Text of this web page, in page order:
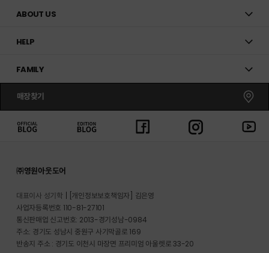
ABOUT US
HELP
FAMILY
매장찾기
㈜영원아웃도어
대표이사 성기학
[개인정보보호책임자] 김은영
사업자등록번호 110-81-27101
통신판매업 신고번호: 2013-경기성남-0984
주소: 경기도 성남시 중원구 사기막골로 169
반송지 주소 : 경기도 이천시 마장면 프리미엄 아울렛로 33-20